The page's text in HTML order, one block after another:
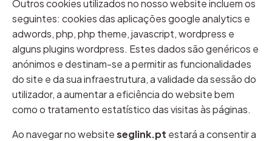
Outros cookies utilizados no nosso website incluem os
seguintes: cookies das aplicações google analytics e
adwords, php, php theme, javascript, wordpress e
alguns plugins wordpress. Estes dados são genéricos e
anónimos e destinam-se a permitir as funcionalidades
do site e da sua infraestrutura, a validade da sessão do
utilizador, a aumentar a eficiência do website bem
como o tratamento estatístico das visitas às páginas.
Ao navegar no websiteseglink.pt estará a consentir a